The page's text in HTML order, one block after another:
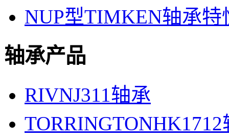
NUP型TIMKEN轴承特
轴承产品
RIVNJ311轴承
TORRINGTONHK1712